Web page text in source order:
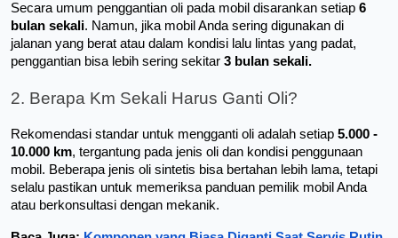
Secara umum penggantian oli pada mobil disarankan setiap 6
bulan sekali. Namun, jika mobil Anda sering digunakan di
jalanan yang berat atau dalam kondisi lalu lintas yang padat,
penggantian bisa lebih sering sekitar 3 bulan sekali.
2. Berapa Km Sekali Harus Ganti Oli?
Rekomendasi standar untuk mengganti oli adalah setiap 5.000 -
10.000 km, tergantung pada jenis oli dan kondisi penggunaan
mobil. Beberapa jenis oli sintetis bisa bertahan lebih lama, tetapi
selalu pastikan untuk memeriksa panduan pemilik mobil Anda
atau berkonsultasi dengan mekanik.